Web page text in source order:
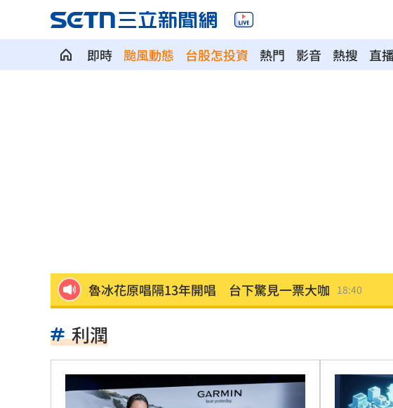
即時 颱風動態 台股怎投資 熱門 影音 熱搜 直
魯冰花原唱隔13年開唱 台下驚見一票大咖 18:40
獨／曝YT暫停更3週 南珉貞：不是因為錢
利潤